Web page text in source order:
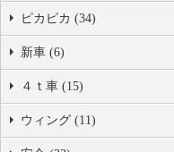
ピカピカ (34)
新車 (6)
４ｔ車 (15)
ウィング (11)